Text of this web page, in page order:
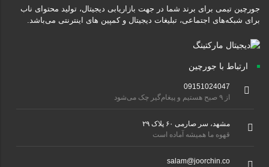
جورچین تیمی برای برند شما در جهت بازاریابی دیجیتال، تولید محتوای ناب
برای شبکه‌های اجتماعی، تبلیغات دیجیتال و کمپین های اینترنتی می‌باشد.
ارتباط با جورچین
09151024047
مشهد، سر صارمی ۶۰ پلاک ۲۹
قهوه ما همیشه آماده است
salam@joorchin.co